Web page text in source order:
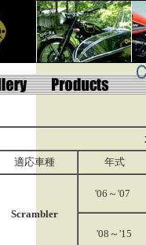
適応車種
年式
Scrambler
'06～'07
'08～'15